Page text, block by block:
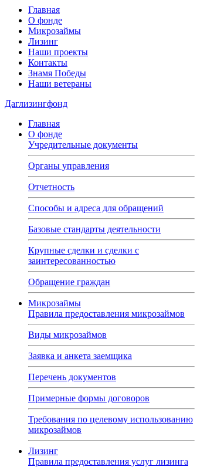
Главная
О фонде
Микрозаймы
Лизинг
Наши проекты
Контакты
Знамя Победы
Наши ветераны
Даглизингфонд
Главная
О фонде
Учредительные документы
Органы управления
Отчетность
Способы и адреса для обращений
Базовые стандарты деятельности
Крупные сделки и сделки с
заинтересованностью
Обращение граждан
Микрозаймы
Правила предоставления микрозаймов
Виды микрозаймов
Заявка и анкета заемщика
Перечень документов
Примерные формы договоров
Требования по целевому использованию
микрозаймов
Лизинг
Правила предоставления услуг лизинга